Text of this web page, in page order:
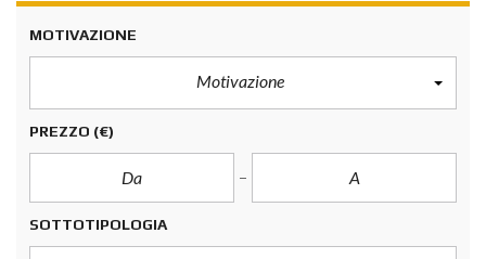
MOTIVAZIONE
Motivazione
PREZZO (€)
SOTTOTIPOLOGIA